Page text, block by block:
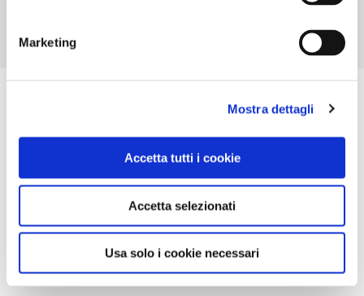
Marketing
Mostra dettagli
Accetta tutti i cookie
Accetta selezionati
Usa solo i cookie necessari